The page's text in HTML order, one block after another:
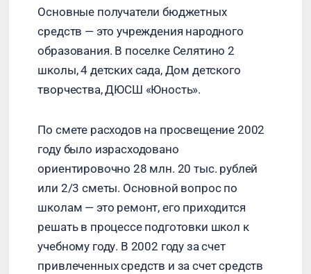
Основные получатели бюджетных
средств — это учреждения народного
образования. В поселке Селятино 2
школы, 4 детских сада, Дом детского
творчества, ДЮСШ «Юность».
По смете расходов на просвещение 2002
году было израсходовано
ориентировочно 28 млн. 20 тыс. рублей
или 2/3 сметы. Основной вопрос по
школам — это ремонт, его приходится
решать в процессе подготовки школ к
учебному году. В 2002 году за счет
привлеченных средств и за счет средств